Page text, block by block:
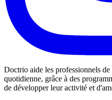
Doctrio aide les professionnels
quotidienne, grâce à des
de développer leur activité et